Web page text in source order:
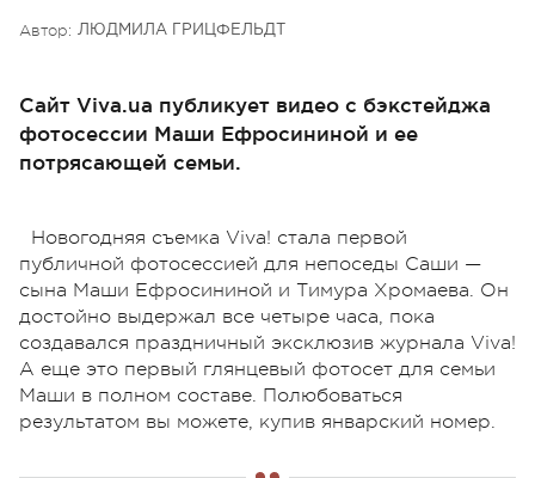
Автор: ЛЮДМИЛА ГРИЦФЕЛЬДТ
Сайт Viva.ua публикует видео с бэкстейджа
фотосессии Маши Ефросининой и ее
потрясающей семьи.
Новогодняя съемка Viva! стала первой
публичной фотосессией для непоседы Саши —
сына Маши Ефросининой и Тимура Хромаева. Он
достойно выдержал все четыре часа, пока
создавался праздничный эксклюзив журнала Viva!
А еще это первый глянцевый фотосет для семьи
Маши в полном составе. Полюбоваться
результатом вы можете, купив январский номер.